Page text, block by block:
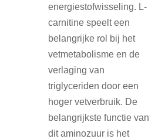
energiestofwisseling. L-
carnitine speelt een
belangrijke rol bij het
vetmetabolisme en de
verlaging van
triglyceriden door een
hoger vetverbruik. De
belangrijkste functie van
dit aminozuur is het